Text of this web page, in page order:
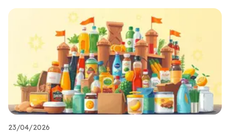
23/04/2026